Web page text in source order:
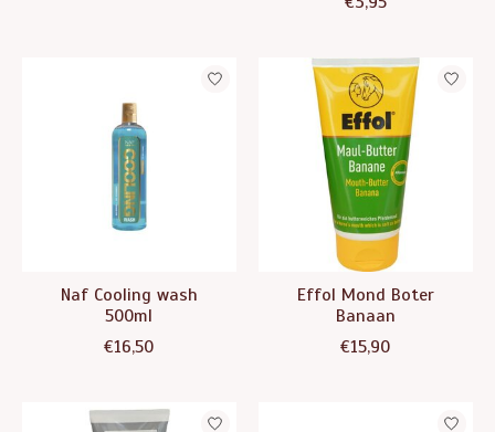
Naf Cooling wash
500ml
€16,50
Effol Mond Boter
Banaan
€15,90